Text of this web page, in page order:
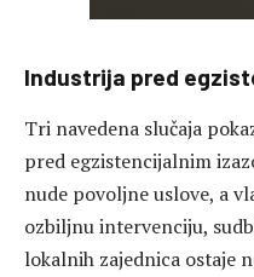
Industrija pred
Tri navedena slučaja
pred egzistencijalnim
nude povoljne uslove, a
ozbiljnu intervenciju,
lokalnih zajednica ostaje